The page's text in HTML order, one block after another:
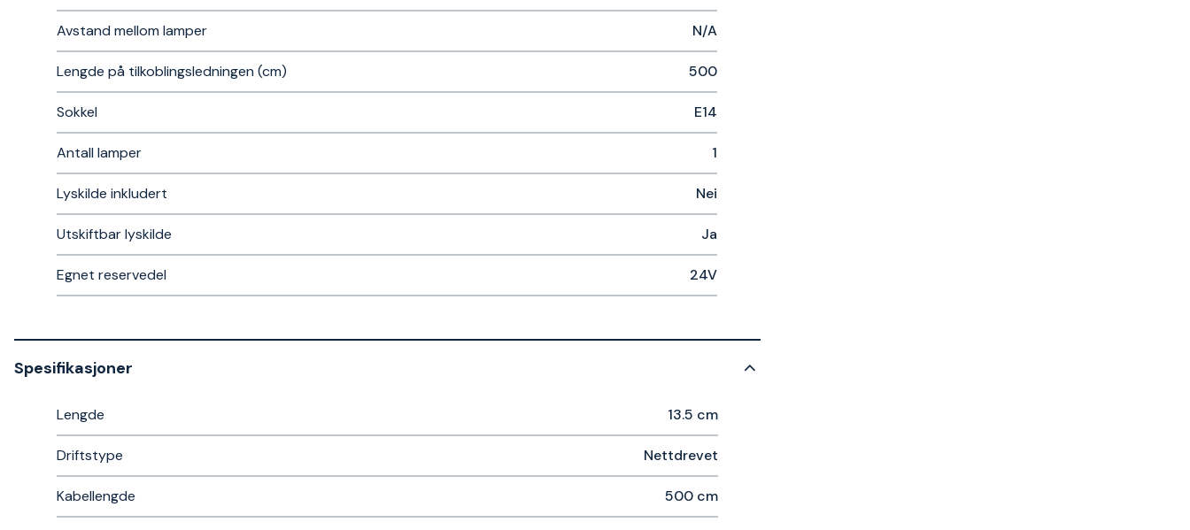
Avstand mellom lamper N/A
Lengde på tilkoblingsledningen (cm) 500
Sokkel E14
Antall lamper 1
Lyskilde inkludert Nei
Utskiftbar lyskilde Ja
Egnet reservedel 24V
Spesifikasjoner
Lengde 13.5 cm
Driftstype Nettdrevet
Kabellengde 500 cm